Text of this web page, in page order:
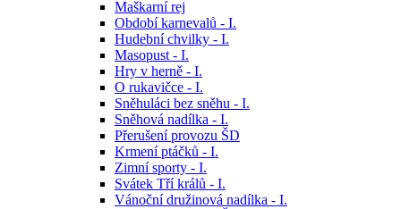
Maškarní rej
Období karnevalů - I.
Hudební chvilky - I.
Masopust - I.
Hry v herně - I.
O rukavičce - I.
Sněhuláci bez sněhu - I.
Sněhová nadílka - I.
Přerušení provozu ŠD
Krmení ptáčků - I.
Zimní sporty - I.
Svátek Tří králů - I.
Vánoční družinová nadílka - I.